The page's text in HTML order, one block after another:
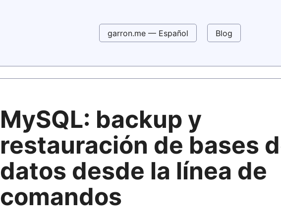
garron.me — Español Blog
MySQL: backup y
restauración de bases
datos desde la línea de
comandos